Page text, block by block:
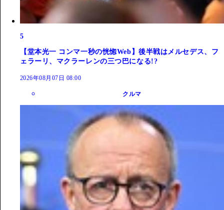
5
【堂本光一 コンマ一秒の恍惚Web】後半戦はメルセデス、フ
ェラーリ、マクラーレンの三つ巴になる!?
2026年08月07日 08:00
クルマ